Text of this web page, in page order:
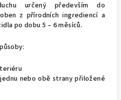
určený především do
z přírodních ingrediencí a
po dobu 5 – 6 měsíců.
nebo obě strany přiložené